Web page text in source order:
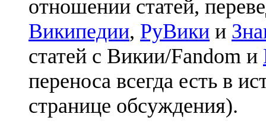
отношении статей,
Википедии, РуВики и
статей с Викии/Fandom и
переноса всегда есть в
странице обсуждения).